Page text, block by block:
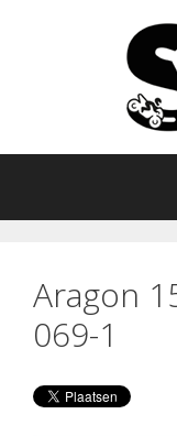
Aragon
069-1